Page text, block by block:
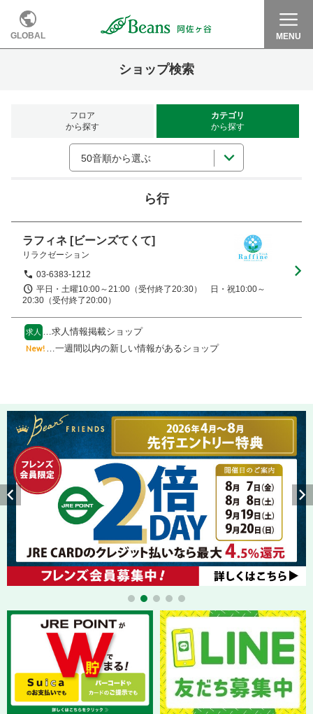
GLOBAL MENU
ショップ検索
フロア
から探す
カテゴリ
から探す
50音順から選ぶ
ら行
ラフィネ [ビーンズてくて]
リラクゼーション
03-6383-1212
平日・土曜10:00～21:00（受付終了20:30）　日・祝10:00～
20:30（受付終了20:00）
求人 …求人情報掲載ショップ
New! …一週間以内の新しい情報があるショップ